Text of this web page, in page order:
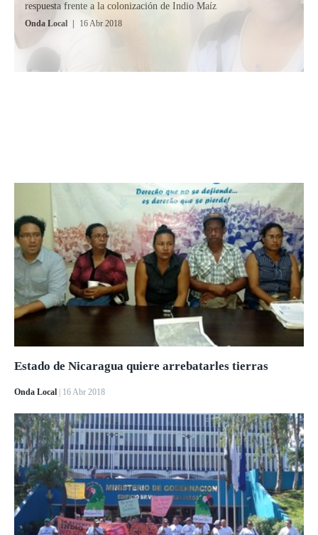
respuesta frente a la colonización de Indio Maíz
Onda Local 16 Abr 2018
Estado de Nicaragua quiere arrebatarles tierras
Onda Local | 16 Abr 2018